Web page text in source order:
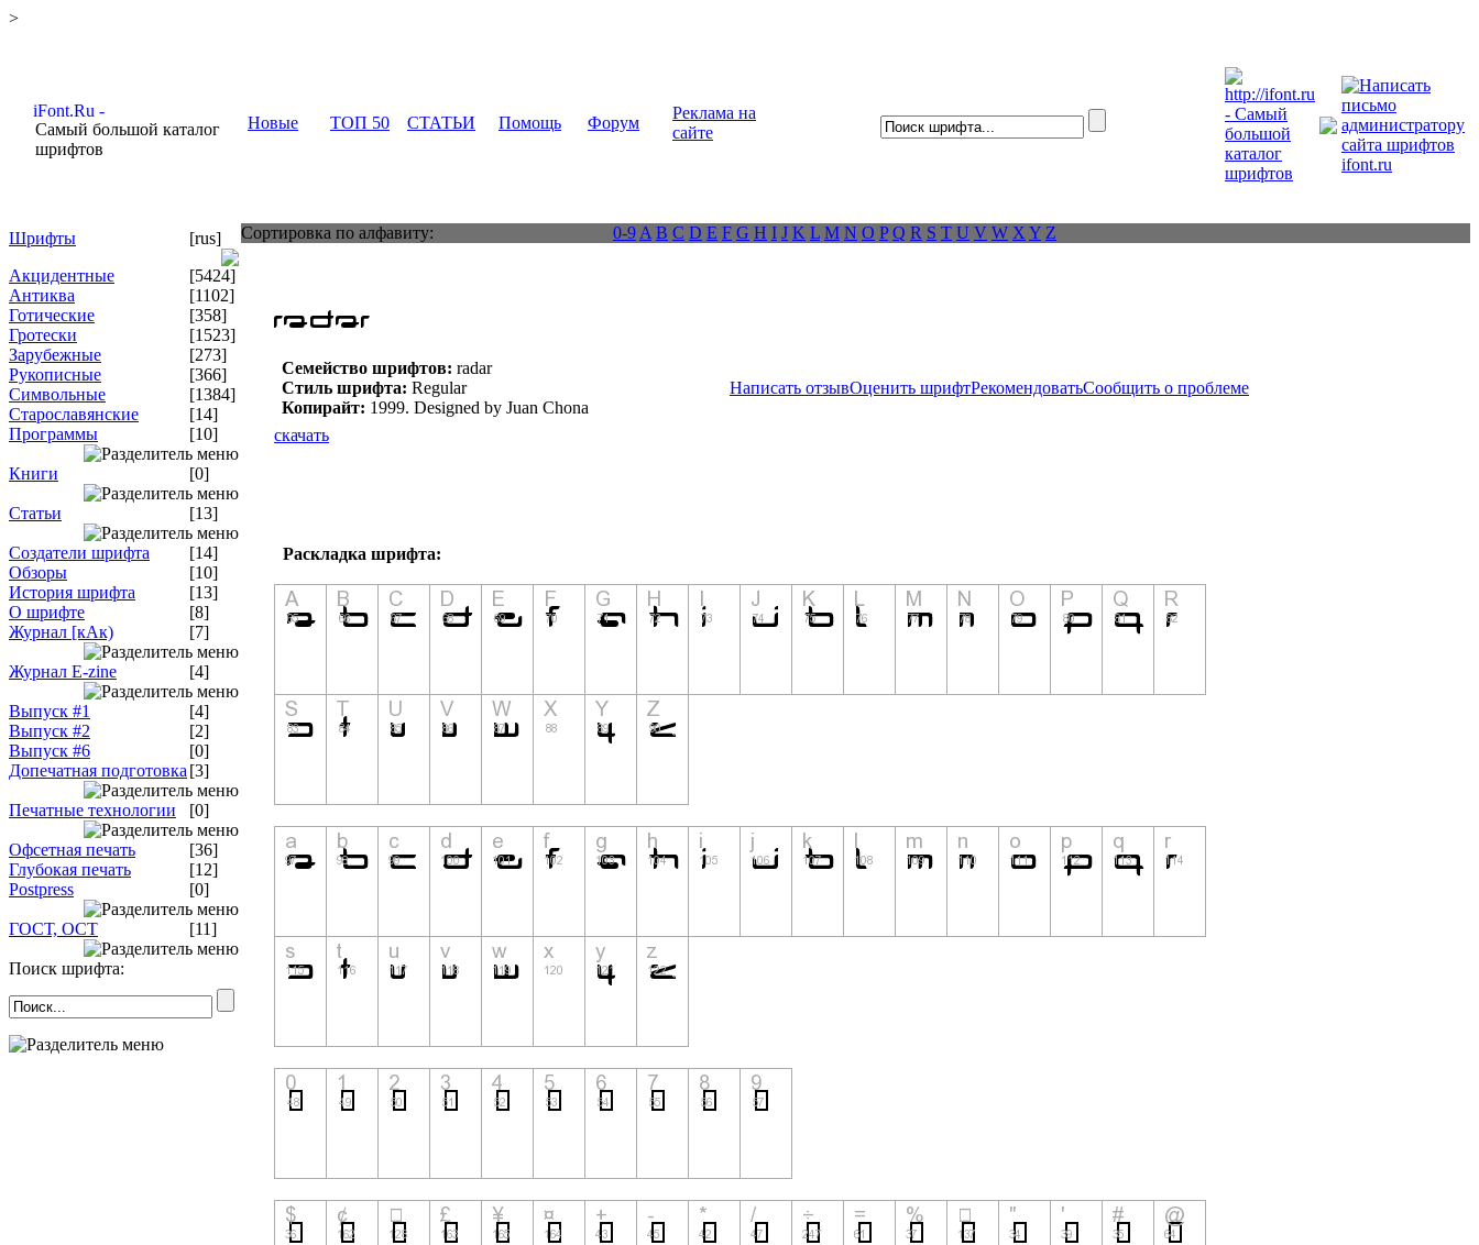
>
Самый большой каталог
шрифтов
Новые ТОП 50 СТАТЬИ Помощь Форум
Реклама на
сайте
Шрифты
[rus]
Акцидентные
[5424]
Антиква
[1102]
Готические
[358]
Гротески
[1523]
Зарубежные
[273]
Рукописные
[366]
Символьные
[1384]
Старославянские
[14]
Программы
[10]
Книги [0]
Статьи [13]
Создатели шрифта
[14]
Обзоры
[10]
История шрифта
[13]
О шрифте
[8]
Журнал [кАк)
[7]
Журнал E-zine [4]
Выпуск #1
[4]
Выпуск #2
[2]
Выпуск #6
[0]
Допечатная подготовка [3]
Печатные технологии [0]
Офсетная печать
[36]
Глубокая печать
[12]
Postpress
[0]
ГОСТ, ОСТ [11]
Поиск шрифта:
Сортировка по алфавиту: 0-9 A B C D E F G H I J K L M N O P Q R S T U V W X Y Z
Семейство шрифтов: radar
Стиль шрифта: Regular
Копирайт: 1999. Designed by Juan Chona
Написать отзывОценить шрифтРекомендоватьСообщить о проблеме
скачать
Раскладка шрифта: